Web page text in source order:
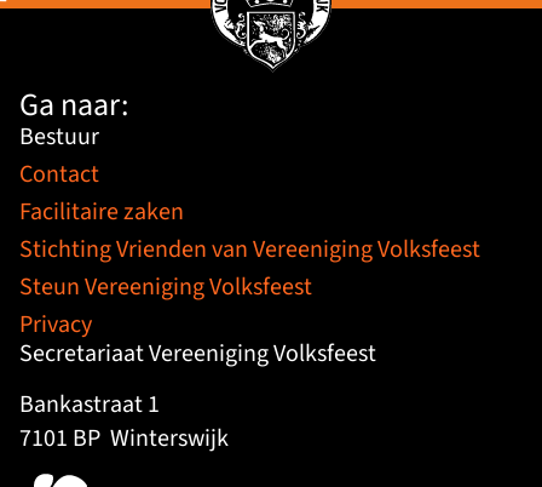
Ga naar:
Bestuur
Contact
Facilitaire zaken
Stichting Vrienden van Vereeniging Volksfeest
Steun Vereeniging Volksfeest
Privacy
Secretariaat Vereeniging Volksfeest
Bankastraat 1
7101 BP Winterswijk